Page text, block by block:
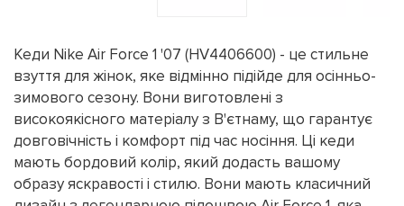
Кеди Nike Air Force 1 '07 (HV4406600) - це стильне
взуття для жінок, яке відмінно підійде для осінньо-
зимового сезону. Вони виготовлені з
високоякісного матеріалу з В'єтнаму, що гарантує
довговічність і комфорт під час носіння. Ці кеди
мають бордовий колір, який додасть вашому
образу яскравості і стилю. Вони мають класичний